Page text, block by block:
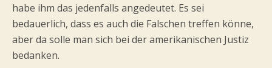
habe ihm das jedenfalls angedeutet. Es sei
bedauerlich, dass es auch die Falschen treffen könne,
aber da solle man sich bei der amerikanischen Justiz
bedanken.